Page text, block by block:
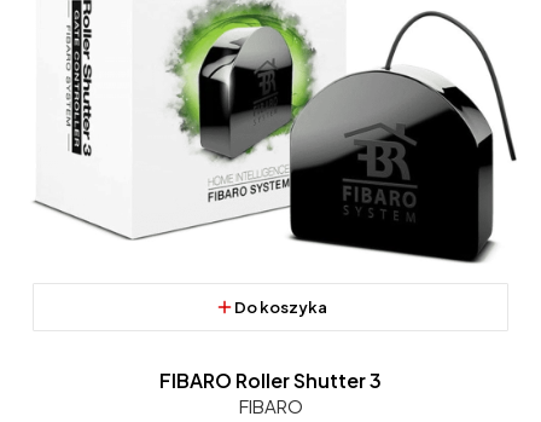
Do koszyka
FIBARO Roller Shutter 3
FIBARO